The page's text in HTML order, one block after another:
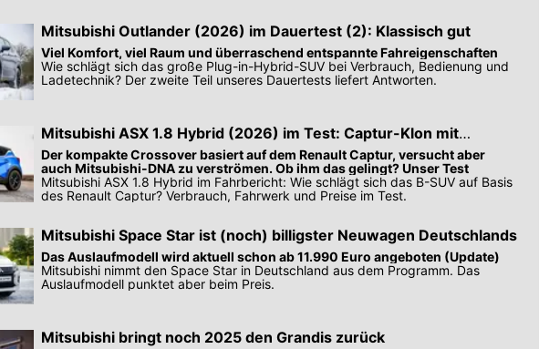
Mitsubishi Outlander (2026) im Dauertest (2): Klassisch gut
Viel Komfort, viel Raum und überraschend entspannte Fahreigenschaften
Wie schlägt sich das große Plug-in-Hybrid-SUV bei Verbrauch, Bedienung und
Ladetechnik? Der zweite Teil unseres Dauertests liefert Antworten.
Mitsubishi ASX 1.8 Hybrid (2026) im Test: Captur-Klon mit
Mehrwert?
Der kompakte Crossover basiert auf dem Renault Captur, versucht aber
auch Mitsubishi-DNA zu verströmen. Ob ihm das gelingt? Unser Test
Mitsubishi ASX 1.8 Hybrid im Fahrbericht: Wie schlägt sich das B-SUV auf Basis
des Renault Captur? Verbrauch, Fahrwerk und Preise im Test.
Mitsubishi Space Star ist (noch) billigster Neuwagen Deutschlands
Das Auslaufmodell wird aktuell schon ab 11.990 Euro angeboten (Update)
Mitsubishi nimmt den Space Star in Deutschland aus dem Programm. Das
Auslaufmodell punktet aber beim Preis.
Mitsubishi bringt noch 2025 den Grandis zurück